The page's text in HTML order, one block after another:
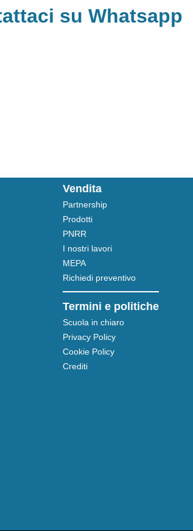
su Whatsapp
Vendita
Partnership
Prodotti
PNRR
I nostri lavori
MEPA
Richiedi preventivo
Termini e politiche
Scuola in chiaro
Privacy Policy
Cookie Policy
Crediti